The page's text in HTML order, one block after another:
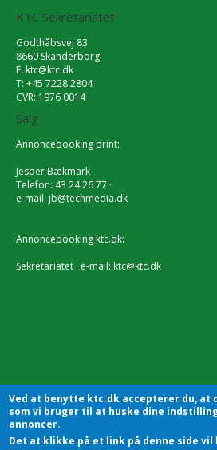
KTC Sekretariatet
Godthåbsvej 83
8660 Skanderborg
E: ktc@ktc.dk
T: +45 7228 2804
CVR: 1976 0014
Salg
Annoncebooking print:
Jesper Bækmark
Telefon: 43 24 26 77 ·
e-mail: jb@techmedia.dk
Annoncebooking ktc.dk:
Sekretariatet · e-mail: ktc@ktc.dk
Ved at benytte ktc.dk accepterer du, at
som vi bruger til at huske dine
annoncer.
Det at klikke på et link på denne side